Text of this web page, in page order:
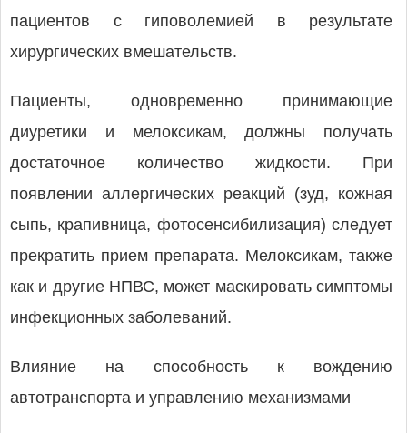
пациентов с гиповолемией в результате
хирургических вмешательств.
Пациенты, одновременно принимающие
диуретики и мелоксикам, должны получать
достаточное количество жидкости. При
появлении аллергических реакций (зуд, кожная
сыпь, крапивница, фотосенсибилизация) следует
прекратить прием препарата. Мелоксикам, также
как и другие НПВС, может маскировать симптомы
инфекционных заболеваний.
Влияние на способность к вождению
автотранспорта и управлению механизмами